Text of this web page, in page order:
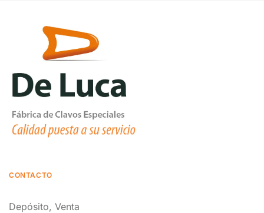
CONTACTO
Depósito, Venta